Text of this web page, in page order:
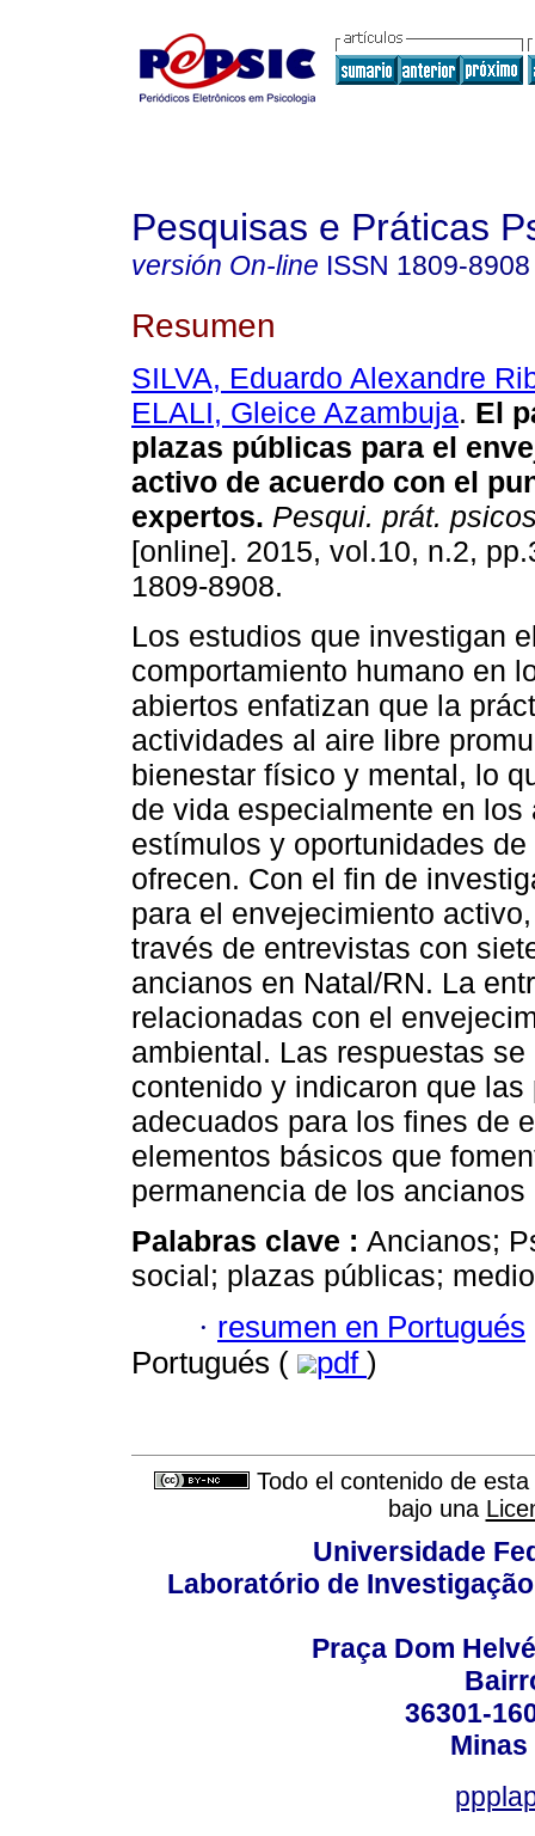
Pesquisas e Práticas
versión On-line ISSN 1809-8908
Resumen
SILVA, Eduardo Alexandre
ELALI, Gleice Azambuja. El
plazas públicas para el
activo de acuerdo con el
expertos. Pesqui. prát.
[online]. 2015, vol.10, n.2,
1809-8908.
Los estudios que investigan
comportamiento humano en
abiertos enfatizan que la
actividades al aire libre
bienestar físico y mental, lo
de vida especialmente en
estímulos y oportunidades
ofrecen. Con el fin de
para el envejecimiento
través de entrevistas con
ancianos en Natal/RN. La
relacionadas con el
ambiental. Las respuestas
contenido y indicaron que
adecuados para los fines de
elementos básicos que
permanencia de los ancianos
Palabras clave : Ancianos;
social; plazas públicas;
· resumen en Portugués
Portugués (
pdf )
Todo el contenido de
bajo una
Universidade
Laboratório de
Praça Dom
36301-